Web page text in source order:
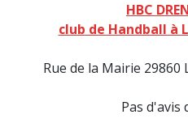
HBC
club de Handball à
Rue de la Mairie 29860
Pas d'avis